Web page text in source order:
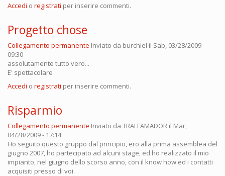
Accedi o registrati per inserire commenti.
Progetto chose
Collegamento permanente Inviato da burchiel il Sab, 03/28/2009 -
09:30
assolutamente tutto vero...
E' spettacolare
Accedi o registrati per inserire commenti.
Risparmio
Collegamento permanente Inviato da TRALFAMADOR il Mar,
04/28/2009 - 17:14
Ho seguito questo gruppo dal principio, ero alla prima assemblea del
giugno 2007, ho partecipato ad alcuni stage, ed ho realizzato il mio
impianto, nel giugno dello scorso anno, con il know how ed i contatti
acquisiti presso di voi.